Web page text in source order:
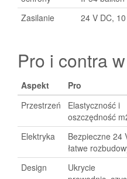
Zasilanie
24 V DC,
Pro i contra
Aspekt Pro
Przestrzeń
Elastyczność i
oszczędność
Elektryka
Bezpieczne 24
łatwe
Design
Ukrycie